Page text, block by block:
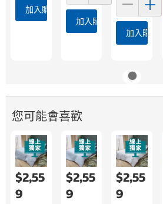
加入購物車
加入購物車
加入購物車
您可能會喜歡
$2,55
9
$2,55
9
$2,55
9